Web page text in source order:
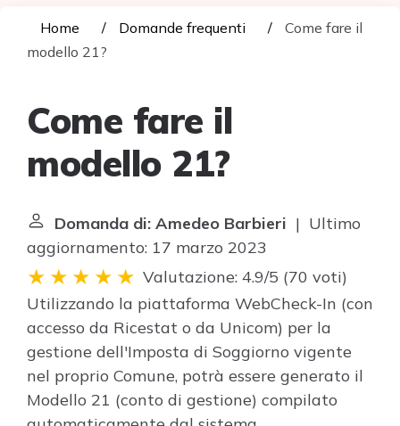
Home Domande frequenti
Come fare il
modello 21?
Come fare il
modello 21?
Domanda di: Amedeo Barbieri | Ultimo
aggiornamento: 17 marzo 2023
Valutazione: 4.9/5 (70 voti)
Utilizzando la piattaforma WebCheck-In (con
accesso da Ricestat o da Unicom) per la
gestione dell'Imposta di Soggiorno vigente
nel proprio Comune, potrà essere generato il
Modello 21 (conto di gestione) compilato